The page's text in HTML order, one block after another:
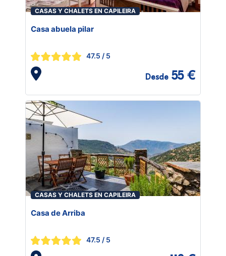
CASAS Y CHALETS EN CAPILEIRA
Casa abuela pilar
47.5 / 5
Desde 55 €
CASAS Y CHALETS EN CAPILEIRA
Casa de Arriba
47.5 / 5